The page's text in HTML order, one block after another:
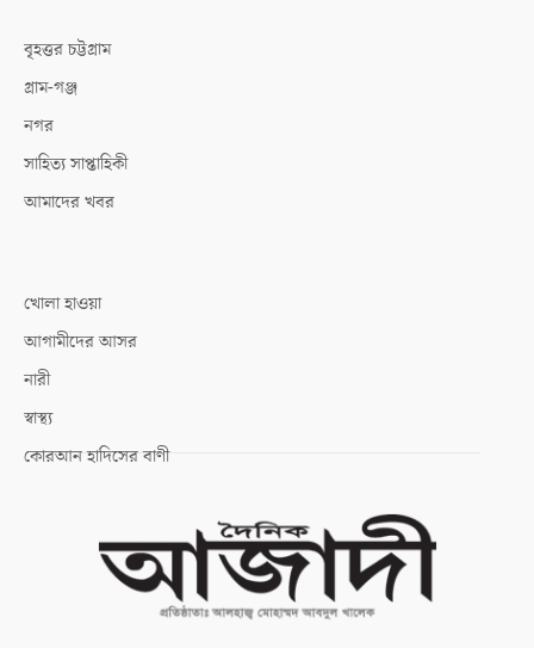
বৃহত্তর চট্টগ্রাম
গ্রাম-গঞ্জ
নগর
সাহিত্য সাপ্তাহিকী
আমাদের খবর
খোলা হাওয়া
আগামীদের আসর
নারী
স্বাস্থ্য
কোরআন হাদিসের বাণী